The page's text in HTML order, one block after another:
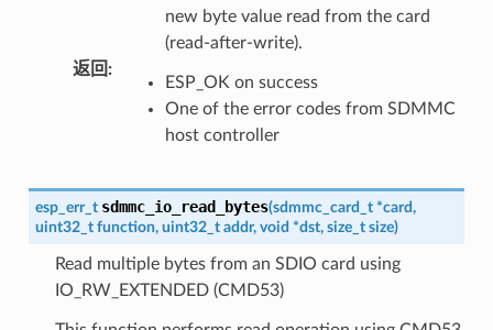
new byte value read from the card
(read-after-write).
返回 :
ESP_OK on success
One of the error codes from SDMMC
host controller
esp_err_t sdmmc_io_read_bytes(sdmmc_card_t *card,
uint32_t function, uint32_t addr, void *dst, size_t size)
Read multiple bytes from an SDIO card using
IO_RW_EXTENDED (CMD53)